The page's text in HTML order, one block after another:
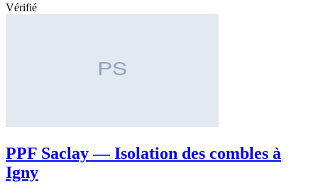
Vérifié
PPF Saclay — Isolation des combles à
Igny